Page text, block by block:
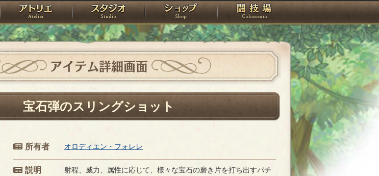
ローレット アトリエ スタジオ ショップ 闘技場
アイテム詳細画面
宝石弾のスリングショット
所有者 オロディエン・フォレレ
説明
射程、威力、属性に応じて、様々な宝石の磨き片を打ち出すパチ